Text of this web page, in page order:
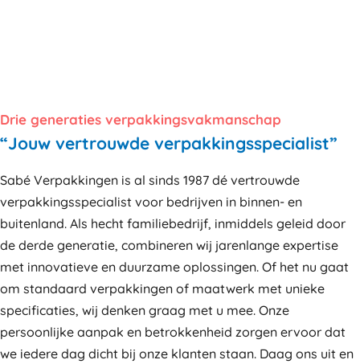
Drie generaties verpakkingsvakmanschap
“Jouw vertrouwde verpakkingsspecialist”
Sabé Verpakkingen is al sinds 1987 dé vertrouwde
verpakkingsspecialist voor bedrijven in binnen- en
buitenland. Als hecht familiebedrijf, inmiddels geleid door
de derde generatie, combineren wij jarenlange expertise
met innovatieve en duurzame oplossingen. Of het nu gaat
om standaard verpakkingen of maatwerk met unieke
specificaties, wij denken graag met u mee. Onze
persoonlijke aanpak en betrokkenheid zorgen ervoor dat
we iedere dag dicht bij onze klanten staan. Daag ons uit en